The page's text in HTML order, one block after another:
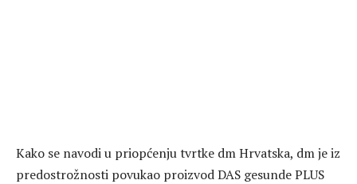
Kako se navodi u priopćenju tvrtke dm Hrvatska, dm je iz
predostrožnosti povukao proizvod DAS gesunde PLUS